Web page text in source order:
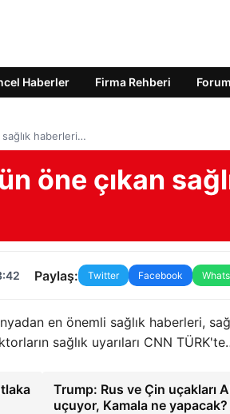
Haberler Firma Rehberi Forum
haberleri…
öne çıkan
Paylaş: Twitter Facebook
en önemli sağlık haberleri,
sağlık uyarıları CNN
Trump: Rus ve Çin uçakları
uçuyor, Kamala ne